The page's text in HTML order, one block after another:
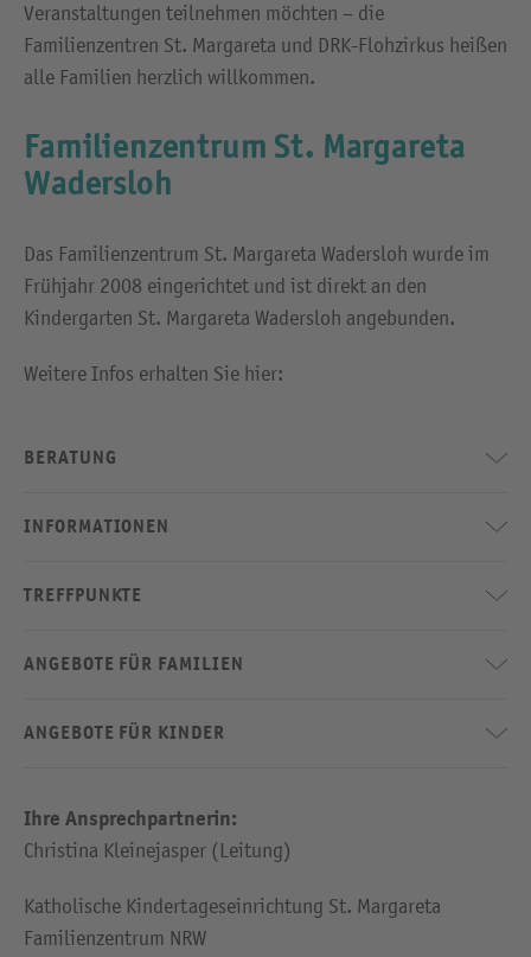
Veranstaltungen teilnehmen möchten – die
Familienzentren St. Margareta und DRK-Flohzirkus heißen
alle Familien herzlich willkommen.
Familienzentrum St. Margareta
Wadersloh
Das Familienzentrum St. Margareta Wadersloh wurde im
Frühjahr 2008 eingerichtet und ist direkt an den
Kindergarten St. Margareta Wadersloh angebunden.
Weitere Infos erhalten Sie hier:
BERATUNG
INFORMATIONEN
TREFFPUNKTE
ANGEBOTE FÜR FAMILIEN
ANGEBOTE FÜR KINDER
Ihre Ansprechpartnerin:
Christina Kleinejasper (Leitung)
Katholische Kindertageseinrichtung St. Margareta
Familienzentrum NRW